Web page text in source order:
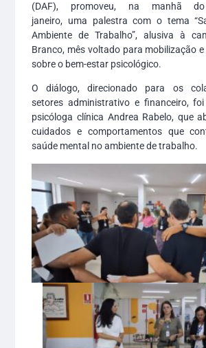
(DAF), promoveu, na manhã
janeiro, uma palestra com o tema
Ambiente de Trabalho”, alusiva à
Branco, mês voltado para mobilização
sobre o bem-estar psicológico.
O diálogo, direcionado para os
setores administrativo e financeiro,
psicóloga clínica Andrea Rabelo, que
cuidados e comportamentos que
saúde mental no ambiente de trabalho.